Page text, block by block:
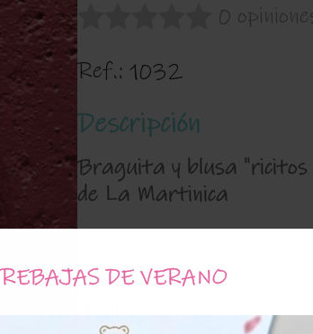
0
Ref.: 1032
Descripción
Braguita y blusa "ricitos
de La Martinica
Tallas
REBAJAS DE VERANO